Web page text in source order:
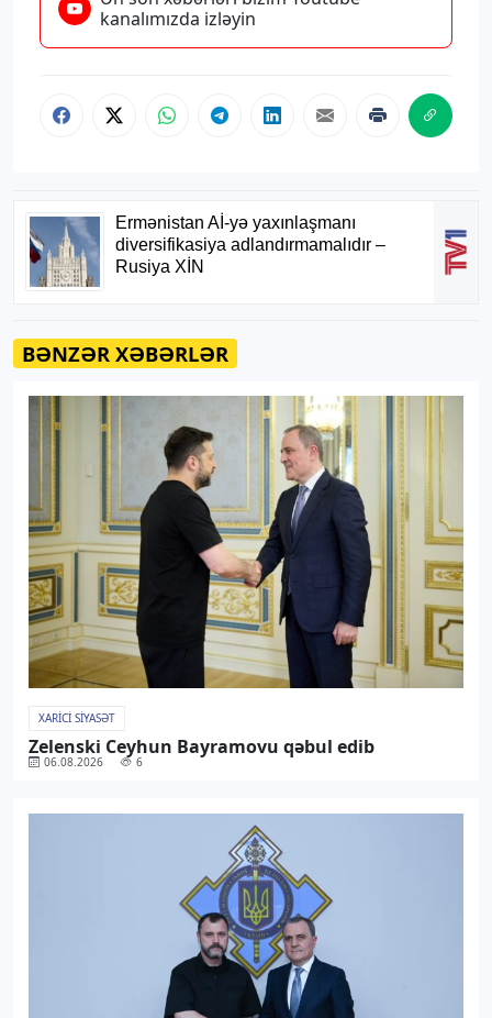
kanalımızda izləyin
BƏNZƏR XƏBƏRLƏR
XARICI SIYASƏT
Zelenski Ceyhun Bayramovu qəbul edib
06.08.2026 6